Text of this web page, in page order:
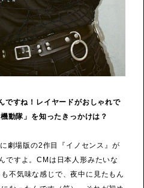
ですね！レイヤードがおしゃれで
動隊」を知ったきっかけは？
劇場版の2作目『イノセンス』が
ですよ。CMは日本人形みたいな
不気味な感じで、夜中に見たもん